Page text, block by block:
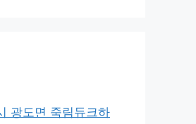
광도면 죽림듀크하